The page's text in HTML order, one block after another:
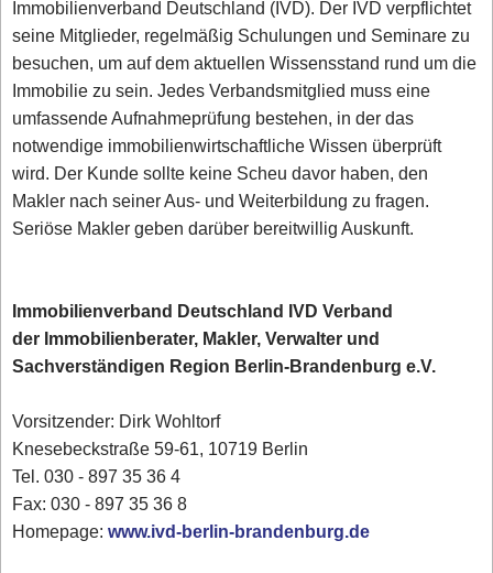
Immobilienverband Deutschland (IVD). Der IVD verpflichtet
seine Mitglieder, regelmäßig Schulungen und Seminare zu
besuchen, um auf dem aktuellen Wissensstand rund um die
Immobilie zu sein. Jedes Verbandsmitglied muss eine
umfassende Aufnahmeprüfung bestehen, in der das
notwendige immobilienwirtschaftliche Wissen überprüft
wird. Der Kunde sollte keine Scheu davor haben, den
Makler nach seiner Aus- und Weiterbildung zu fragen.
Seriöse Makler geben darüber bereitwillig Auskunft.
Immobilienverband Deutschland IVD Verband
der Immobilienberater, Makler, Verwalter und
Sachverständigen Region Berlin-Brandenburg e.V.
Vorsitzender: Dirk Wohltorf
Knesebeckstraße 59-61, 10719 Berlin
Tel. 030 - 897 35 36 4
Fax: 030 - 897 35 36 8
Homepage:www.ivd-berlin-brandenburg.de